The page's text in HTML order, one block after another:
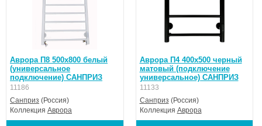
Аврора П8 500х800 белый
(универсальное
подключение) САНПРИЗ
11186
Санприз (Россия)
Коллекция Аврора
Аврора П4 400х500 черный
матовый (подключение
универсальное) САНПРИЗ
11133
Санприз (Россия)
Коллекция Аврора